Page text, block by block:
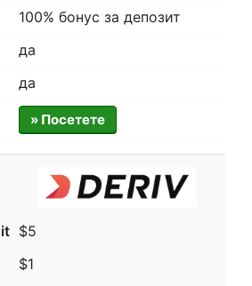
100% бонус за депозит
да
да
» Посетете
$5
$1